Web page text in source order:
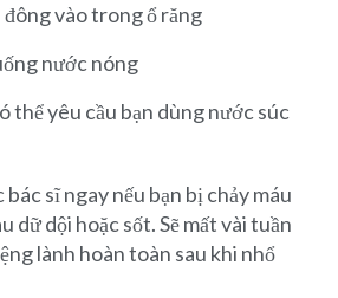
đông vào trong ổ răng
nước nóng
thể yêu cầu bạn dùng nước súc
bác sĩ ngay nếu bạn bị chảy máu
dữ dội hoặc sốt. Sẽ mất vài tuần
lành hoàn toàn sau khi nhổ